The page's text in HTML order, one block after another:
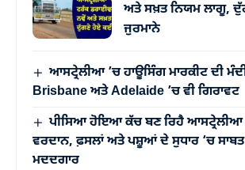
ਅਤੇ ਸਖ਼ਤ ਨਿਯਮ ਲਾਗੂ,
ਜੁਰਮਾਨੇ
ਆਸਟ੍ਰੇਲੀਆ ’ਚ ਹਾਊਸਿੰਗ ਮਾਰਕੀਟ ਦੀ
Brisbane ਅਤੇ Adelaide ’ਚ ਵੀ ਗਿਰਾਵਟ
ਪੀਸਿਆ ਹੋਇਆ ਕੱਚ ਬਣ ਰਿਹੈ ਆਸਟ੍ਰੇਲੀਆ
ਵਰਦਾਨ, ਫ਼ਸਲਾਂ ਅਤੇ ਪਸ਼ੂਆਂ ਦੇ ਸੁਧਾਰ ‘ਚ
ਮਦਦਗਾਰ